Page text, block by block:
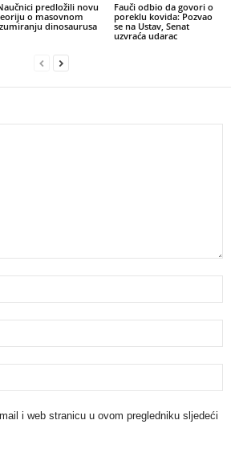
predložili novu
o masovnom
dinosaurusa
Fauči odbio da govori o
poreklu kovida: Pozvao
se na Ustav, Senat
uzvraća udarac
i web stranicu u ovom pregledniku sljedeći